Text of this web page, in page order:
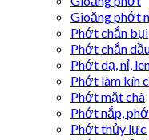
Gioăng phớt
Phớt chắn bụi
Phớt chắn
Phớt dạ, nỉ,
Phớt làm kín
Phớt mặt chà
Phớt nắp,
Phớt thủy lực